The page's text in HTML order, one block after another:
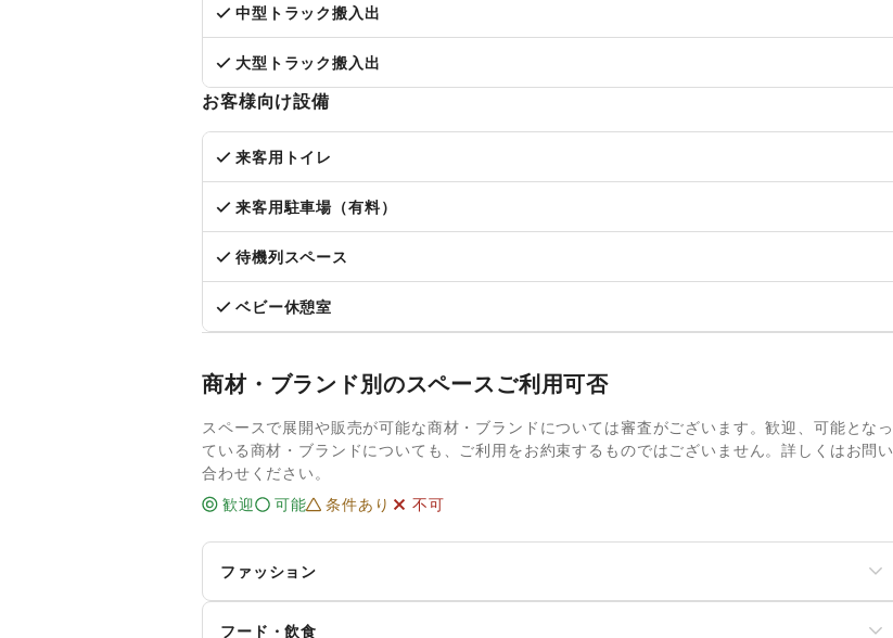
中型トラック搬入出
大型トラック搬入出
お客様向け設備
来客用トイレ
来客用駐車場（有料）
待機列スペース
ベビー休憩室
商材・ブランド別のスペースご利用可否
スペースで展開や販売が可能な商材・ブランドについては審査がございます。歓迎、可能となっ
ている商材・ブランドについても、ご利用をお約束するものではございません。詳しくはお問い
合わせください。
歓迎
可能 条件あり 不可
ファッション
フード・飲食